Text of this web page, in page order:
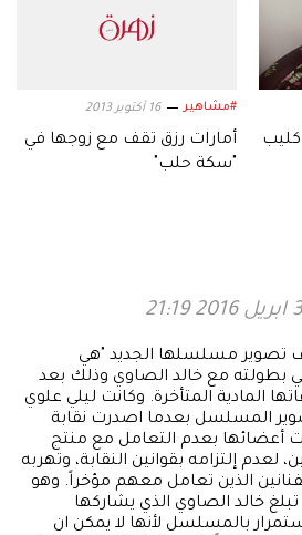
#مشاهير 16 أكتوبر 2013
أمارات رزق تقف مع زوجها في
"سكة حلب"
تصوير مسلسلها الجديد "هي
بطولته مع خالد الصاوي وذلك بعد
المادية المتأخرة. وكانت ليلي علوي
المسلسل بعدما اصدرت نقابة
أعضائها بعدم التعامل مع منتج
إلتزامه بقوانين النقابة، وتهربه
الذين تعامل معهم مؤخراً. وهو
خالد الصاوي الذي يشاركها
بالمسلسل لأنها لا يمكن ان